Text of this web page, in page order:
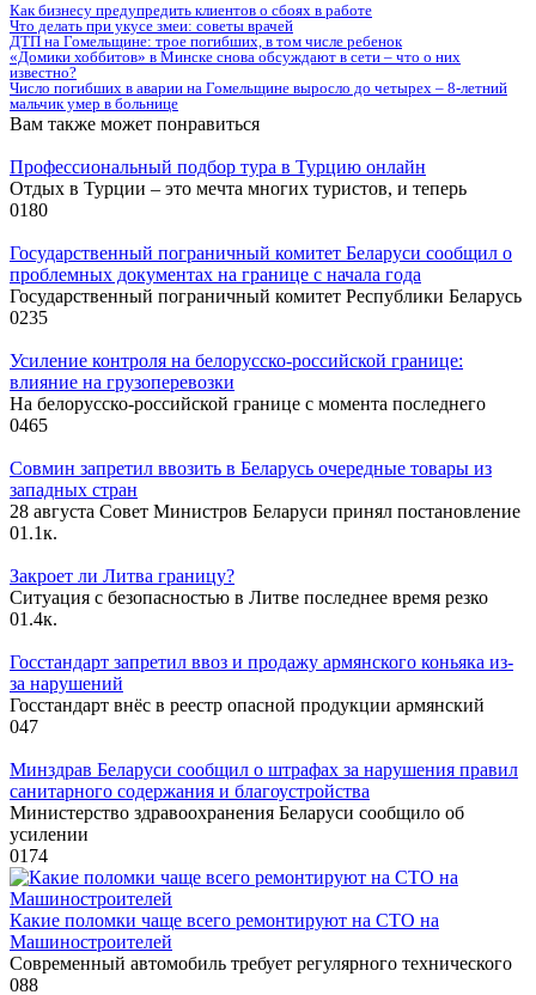
Как бизнесу предупредить клиентов о сбоях в работе
Что делать при укусе змеи: советы врачей
ДТП на Гомельщине: трое погибших, в том числе ребенок
«Домики хоббитов» в Минске снова обсуждают в сети – что о них
известно?
Число погибших в аварии на Гомельщине выросло до четырех – 8-летний
мальчик умер в больнице
Вам также может понравиться
Профессиональный подбор тура в Турцию онлайн
Отдых в Турции – это мечта многих туристов, и теперь
0180
Государственный пограничный комитет Беларуси сообщил о
проблемных документах на границе с начала года
Государственный пограничный комитет Республики Беларусь
0235
Усиление контроля на белорусско-российской границе:
влияние на грузоперевозки
На белорусско-российской границе с момента последнего
0465
Совмин запретил ввозить в Беларусь очередные товары из
западных стран
28 августа Совет Министров Беларуси принял постановление
01.1к.
Закроет ли Литва границу?
Ситуация с безопасностью в Литве последнее время резко
01.4к.
Госстандарт запретил ввоз и продажу армянского коньяка из-
за нарушений
Госстандарт внёс в реестр опасной продукции армянский
047
Минздрав Беларуси сообщил о штрафах за нарушения правил
санитарного содержания и благоустройства
Министерство здравоохранения Беларуси сообщило об
усилении
0174
Какие поломки чаще всего ремонтируют на СТО на
Машиностроителей
Современный автомобиль требует регулярного технического
088